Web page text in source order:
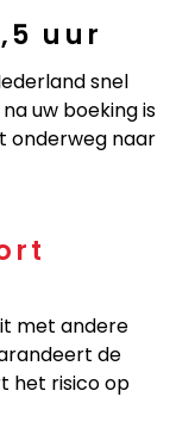
uur
snel
uw boeking is
onderweg naar
met andere
de
het risico op